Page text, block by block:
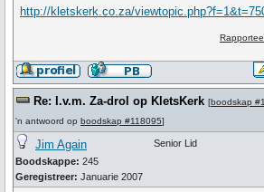
http://kletskerk.co.za/
Re: I.v.m. Za-drol op KletsKerk [boodskap
'n antwoord op boodskap #118095]
Jim Again
Boodskappe: 245
Geregistreer: Januarie 2007
Senior Lid